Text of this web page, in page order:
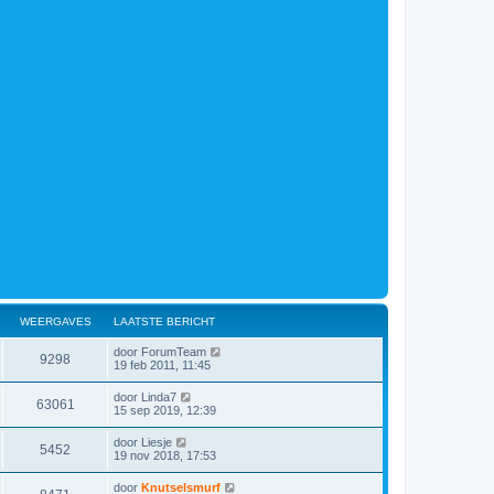
WEERGAVES LAATSTE BERICHT
9298 door ForumTeam
19 feb 2011, 11:45
63061 door
Linda7
15 sep 2019, 12:39
5452 door
Liesje
19 nov 2018, 17:53
door Knutselsmurf